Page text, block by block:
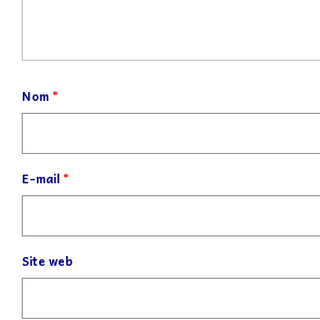
Nom*
E-mail*
Site web